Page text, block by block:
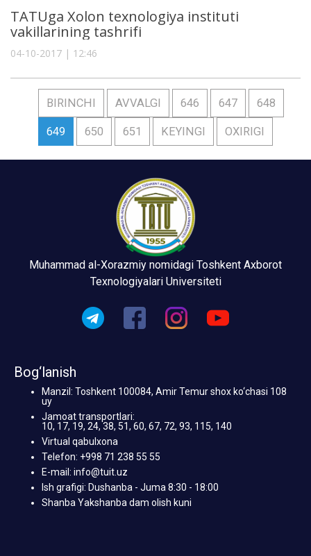
TATUga Xolon texnologiya instituti
vakillarining tashrifi
04-10-2017 | 12:46
BIRINCHI AVVALGI 646 647 648
649 650 651 KEYINGI OXIRIGI
Muhammad al-Xorazmiy nomidagi Toshkent Axborot
Texnologiyalari Universiteti
Bog‘lanish
Manzil: Toshkent 100084, Amir Temur shox ko‘chasi 108
uy
Jamoat transportlari:
10, 17, 19, 24, 38, 51, 60, 67, 72, 93, 115, 140
Virtual qabulxona
Telefon: +998 71 238 55 55
E-mail: info@tuit.uz
Ish grafigi: Dushanba - Juma 8:30 - 18:00
Shanba Yakshanba dam olish kuni